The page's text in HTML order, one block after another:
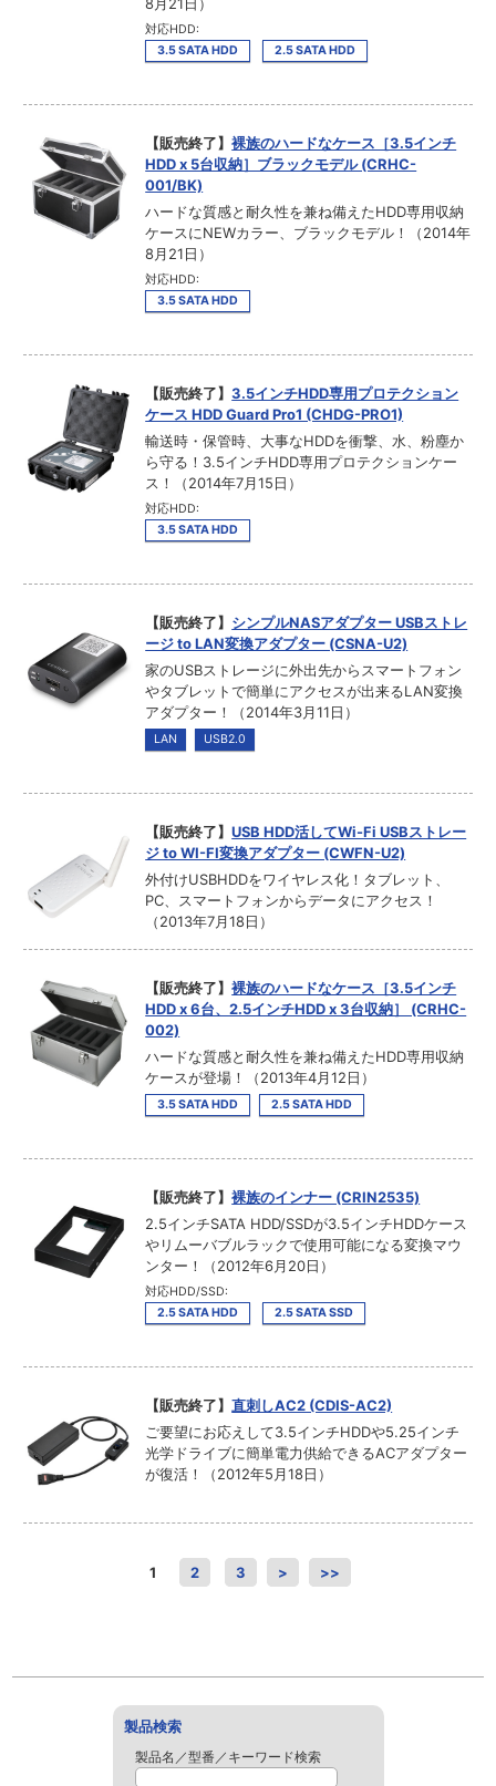
対応HDD:
3.5 SATA HDD
2.5 SATA HDD
【販売終了】裸族のハードなケース［3.5インチ
HDD x 5台収納］ブラックモデル (CRHC-
001/BK)
ハードな質感と耐久性を兼ね備えたHDD専用収納
ケースにNEWカラー、ブラックモデル！（2014年
8月21日）
対応HDD:
3.5 SATA HDD
【販売終了】3.5インチHDD専用プロテクション
ケース HDD Guard Pro1 (CHDG-PRO1)
輸送時・保管時、大事なHDDを衝撃、水、粉塵か
ら守る！3.5インチHDD専用プロテクションケー
ス！（2014年7月15日）
対応HDD:
3.5 SATA HDD
【販売終了】 シンプルNASアダプター USBストレ
ージ to LAN変換アダプター (CSNA-U2)
家のUSBストレージに外出先からスマートフォン
やタブレットで簡単にアクセスが出来るLAN変換
アダプター！（2014年3月11日）
LAN USB2.0
【販売終了】USB HDD活してWi-Fi USBストレー
ジ to WI-FI変換アダプター (CWFN-U2)
外付けUSBHDDをワイヤレス化！タブレット、
PC、スマートフォンからデータにアクセス！
（2013年7月18日）
【販売終了】裸族のハードなケース［3.5インチ
HDD x 6台、2.5インチHDD x 3台収納］ (CRHC-
002)
ハードな質感と耐久性を兼ね備えたHDD専用収納
ケースが登場！（2013年4月12日）
3.5 SATA HDD 2.5 SATA HDD
【販売終了】裸族のインナー (CRIN2535)
2.5インチSATA HDD/SSDが3.5インチHDDケース
やリムーバブルラックで使用可能になる変換マウ
ンター！（2012年6月20日）
対応HDD/SSD:
2.5 SATA HDD
2.5 SATA SSD
【販売終了】直刺しAC2 (CDIS-AC2)
ご要望にお応えして3.5インチHDDや5.25インチ
光学ドライブに簡単電力供給できるACアダプター
が復活！（2012年5月18日）
1 2 3 > >>
製品検索
製品名／型番／キーワード検索